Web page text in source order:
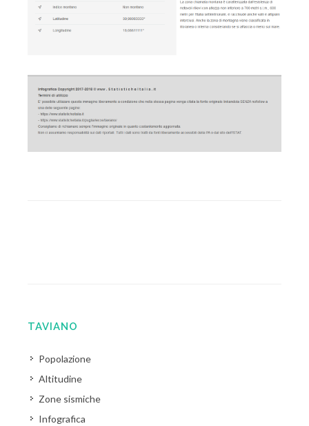
TAVIANO
Popolazione
Altitudine
Zone sismiche
Infografica